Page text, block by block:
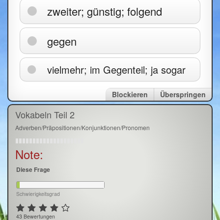
zweiter; günstig; folgend
gegen
vielmehr; im Gegenteil; ja sogar
Überspringen
Blockieren
Vokabeln Teil 2
Adverben/Präpositionen/Konjunktionen/Pronomen
Note:
Diese Frage
Schwierigkeitsgrad
43 Bewertungen